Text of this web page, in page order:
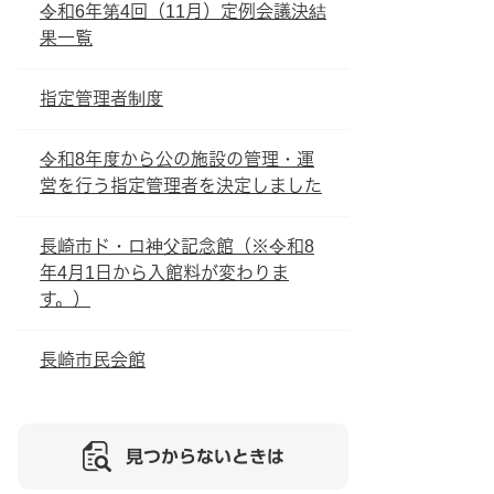
令和6年第4回（11月）定例会議決結
果一覧
指定管理者制度
令和8年度から公の施設の管理・運
営を行う指定管理者を決定しました
長崎市ド・ロ神父記念館（※令和8
年4月1日から入館料が変わりま
す。）
長崎市民会館
見つからないときは